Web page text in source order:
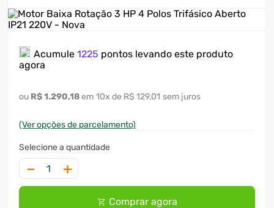
Acumule 1225 pontos levando este produto
agora
R$1.290,18 10x R$ 129,01 sem juros
(Ver opções de parcelamento)
＋
－
Comprar agora
5º
soprador
6º
cervejeira
7 º
ventilador
8
9º
lavadora